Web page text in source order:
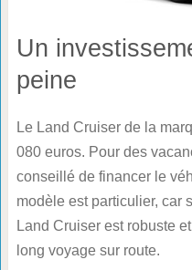
Un
peine
Le Land Cruiser de la
080 euros. Pour des
conseillé de financer le
modèle est particulier, car
Land Cruiser est robuste
long voyage sur route.